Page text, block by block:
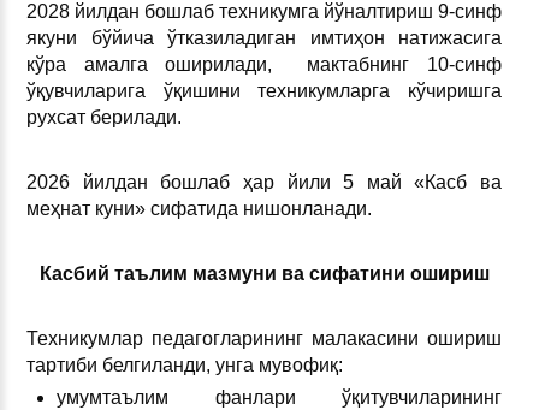
2028 йилдан бошлаб техникумга йўналтириш 9-синф
якуни бўйича ўтказиладиган имтиҳон натижасига
кўра амалга оширилади, мактабнинг 10-синф
ўқувчиларига ўқишини техникумларга кўчиришга
рухсат берилади.
2026 йилдан бошлаб ҳар йили 5 май «Касб ва
меҳнат куни» сифатида нишонланади.
Касбий таълим мазмуни ва сифатини ошириш
Техникумлар педагогларининг малакасини ошириш
тартиби белгиланди, унга мувофиқ:
умумтаълим фанлари ўқитувчиларининг